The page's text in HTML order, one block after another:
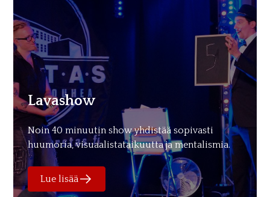
Lavashow
Noin 40 minuutin show yhdistää sopivasti
huumoria, visuaalistataikuutta ja mentalismia.
Lue lisää